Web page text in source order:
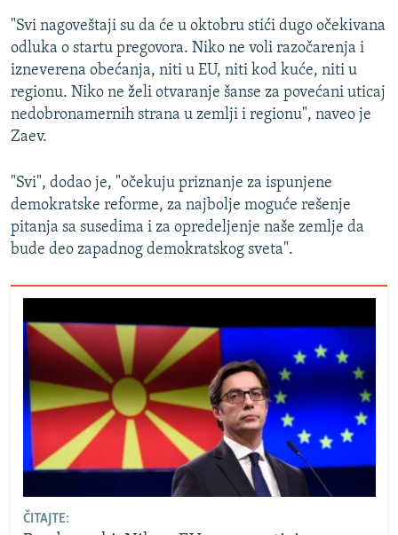
"Svi nagoveštaji su da će u oktobru stići dugo očekivana
odluka o startu pregovora. Niko ne voli razočarenja i
izneverena obećanja, niti u EU, niti kod kuće, niti u
regionu. Niko ne želi otvaranje šanse za povećani uticaj
nedobronamernih strana u zemlji i regionu", naveo je
Zaev.
"Svi", dodao je, "očekuju priznanje za ispunjene
demokratske reforme, za najbolje moguće rešenje
pitanja sa susedima i za opredeljenje naše zemlje da
bude deo zapadnog demokratskog sveta".
ČITAJTE: